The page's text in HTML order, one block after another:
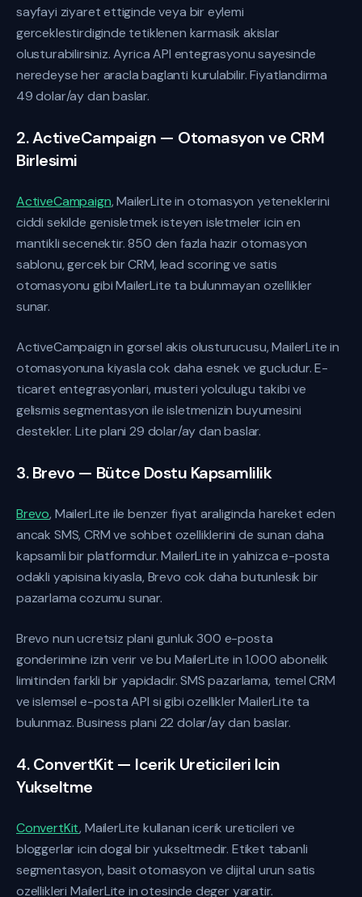
sayfayi ziyaret ettiginde veya bir eylemi
gerceklestirdiginde tetiklenen karmasik akislar
olusturabilirsiniz. Ayrica API entegrasyonu sayesinde
neredeyse her aracla baglanti kurulabilir. Fiyatlandirma
49 dolar/ay dan baslar.
2. ActiveCampaign — Otomasyon ve CRM
Birlesimi
ActiveCampaign, MailerLite in otomasyon yeteneklerini
ciddi sekilde genisletmek isteyen isletmeler icin en
mantikli secenektir. 850 den fazla hazir otomasyon
sablonu, gercek bir CRM, lead scoring ve satis
otomasyonu gibi MailerLite ta bulunmayan ozellikler
sunar.
ActiveCampaign in gorsel akis olusturucusu, MailerLite in
otomasyonuna kiyasla cok daha esnek ve gucludur. E-
ticaret entegrasyonlari, musteri yolculugu takibi ve
gelismis segmentasyon ile isletmenizin buyumesini
destekler. Lite plani 29 dolar/ay dan baslar.
3. Brevo — Bütce Dostu Kapsamlilik
Brevo, MailerLite ile benzer fiyat araliginda hareket eden
ancak SMS, CRM ve sohbet ozelliklerini de sunan daha
kapsamli bir platformdur. MailerLite in yalnizca e-posta
odakli yapisina kiyasla, Brevo cok daha butunlesik bir
pazarlama cozumu sunar.
Brevo nun ucretsiz plani gunluk 300 e-posta
gonderimine izin verir ve bu MailerLite in 1.000 abonelik
limitinden farkli bir yapidadir. SMS pazarlama, temel CRM
ve islemsel e-posta API si gibi ozellikler MailerLite ta
bulunmaz. Business plani 22 dolar/ay dan baslar.
4. ConvertKit — Icerik Ureticileri Icin
Yukseltme
ConvertKit, MailerLite kullanan icerik ureticileri ve
bloggerlar icin dogal bir yukseltmedir. Etiket tabanli
segmentasyon, basit otomasyon ve dijital urun satis
ozellikleri MailerLite in otesinde deger yaratir.